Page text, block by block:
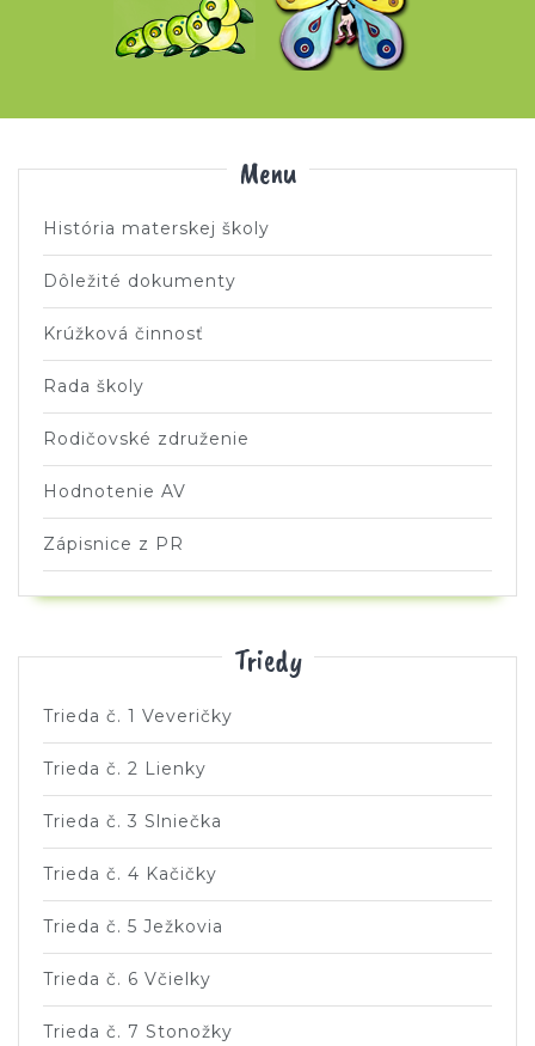
Menu
História materskej školy
Dôležité dokumenty
Krúžková činnosť
Rada školy
Rodičovské združenie
Hodnotenie AV
Zápisnice z PR
Triedy
Trieda č. 1 Veveričky
Trieda č. 2 Lienky
Trieda č. 3 Slniečka
Trieda č. 4 Kačičky
Trieda č. 5 Ježkovia
Trieda č. 6 Včielky
Trieda č. 7 Stonožky